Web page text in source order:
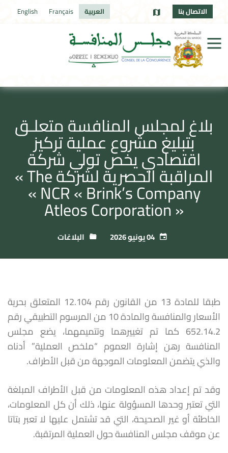
الاتصال بنا العربية Français
English
بلاغ لمجلس المنافسة متعلـق
بتبليغ مشروع عملية تركيز
اقتصادي يخص تولي شركة
‎المراقبة الحصرية لشركة ‎« The
Brink’s Company » ‏‎« NCR
Atleos Corporation »‎
البلاغات
طبقا للمادة 13 من القانون رقم 12.104 المتعلق بحرية
الأسعار والمنافسة والمادة 10 من المرسوم التطبيقي رقم
652.14.2 كما تم تغييرهما وتتميمهما، يضع مجلس
المنافسة رهن إشارة العموم “ملخص العملية” أدناه
والذي يتضمن المعلومات الموجهة من قبل الأطراف.
وقد تم إعداد هذه المعلومات من قبل الأطراف المبلغة
التي تعتبر وحدها المسؤولة عنها، ذلك أن كل المعلومات،
الخاطئة أو غير الصحيحة، التي قد تشتمل عليها لا تعبر بتاتا
عن موقف مجلس المنافسة حول العملية المرتقبة.